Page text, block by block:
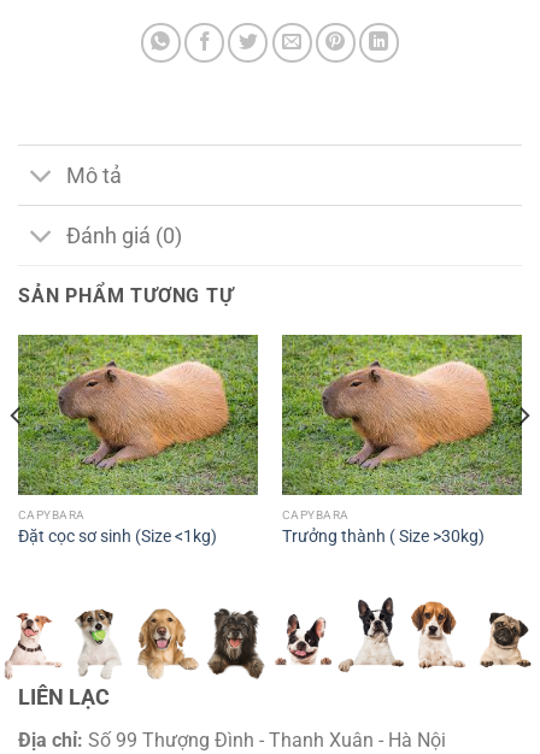
Mô tả
Đánh giá (0)
SẢN PHẨM TƯƠNG TỰ
CAPYBARA
Đặt cọc sơ sinh (Size <1kg)
CAPYBARA
Trưởng thành ( Size >30kg)
LIÊN LẠC
Địa chỉ: Số 99 Thượng Đình - Thanh Xuân - Hà Nội